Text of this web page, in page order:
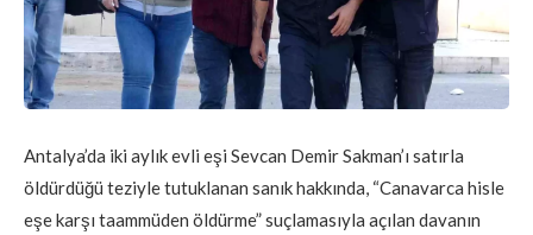
Antalya’da iki aylık evli eşi Sevcan Demir Sakman’ı satırla
öldürdüğü teziyle tutuklanan sanık hakkında, “Canavarca hisle
eşe karşı taammüden öldürme” suçlamasıyla açılan davanın